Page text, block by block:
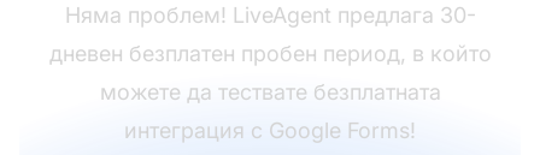
Няма проблем! LiveAgent предлага 30-
дневен безплатен пробен период, в който
можете да тествате безплатната
интеграция с Google Forms!